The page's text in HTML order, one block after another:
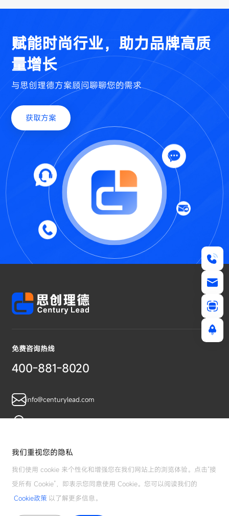
赋能时尚行业，助力品牌高质
量增长
与思创理德方案顾问聊聊您的需求
获取方案
免费咨询热线
400-881-8020
info@centurylead.com
我们重视您的隐私
我们使用 cookie 来个性化和增强您在我们网站上的浏览体验。点击“接
受所有 Cookie”，即表示您同意使用 Cookie。您可以阅读我们的
Cookie政策 以了解更多信息。